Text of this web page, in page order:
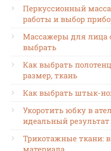
Перкуссионный
работы и выбор
Массажеры для лица
выбрать
Как выбрать
размер, ткань
Как выбрать штык-
Укоротить юбку в
идеальный
Трикотажные ткани:
материала